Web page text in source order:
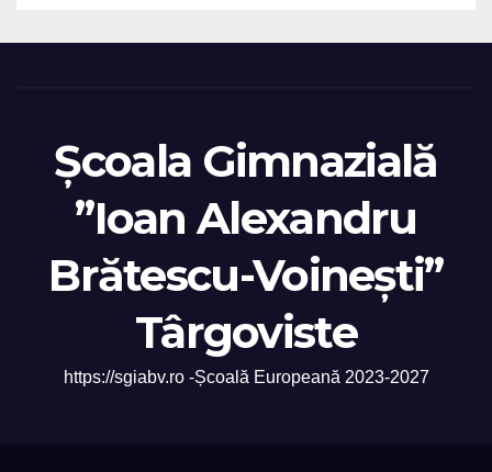
Școala Gimnazială
”Ioan Alexandru
Brătescu-Voinești”
Târgoviste
https://sgiabv.ro -Școală Europeană 2023-2027